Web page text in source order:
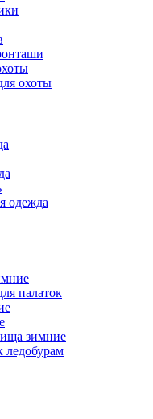
охоты
одежда
палаток
зимние
ледобурам